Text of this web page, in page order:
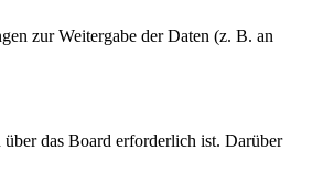
zur Weitergabe der Daten (z. B. an
das Board erforderlich ist. Darüber